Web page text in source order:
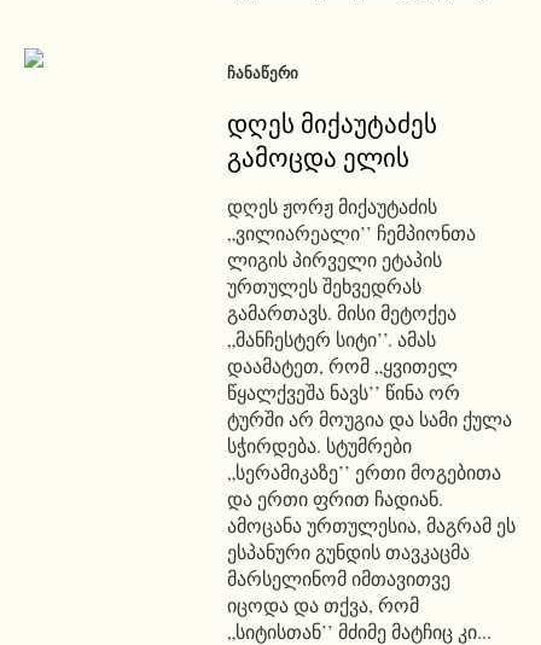
ᲩᲐᲜᲐᲬᲔᲠᲘ
დღეს მიქაუტაძეს
გამოცდა ელის
დღეს ჟორჟ მიქაუტაძის
„ვილიარეალი’’ ჩემპიონთა
ლიგის პირველი ეტაპის
ურთულეს შეხვედრას
გამართავს. მისი მეტოქეა
„მანჩესტერ სიტი’’. ამას
დაამატეთ, რომ „ყვითელ
წყალქვეშა ნავს’’ წინა ორ
ტურში არ მოუგია და სამი ქულა
სჭირდება. სტუმრები
„სერამიკაზე’’ ერთი მოგებითა
და ერთი ფრით ჩადიან.
ამოცანა ურთულესია, მაგრამ ეს
ესპანური გუნდის თავკაცმა
მარსელინომ იმთავითვე
იცოდა და თქვა, რომ
„სიტისთან’’ მძიმე მატჩიც კი...